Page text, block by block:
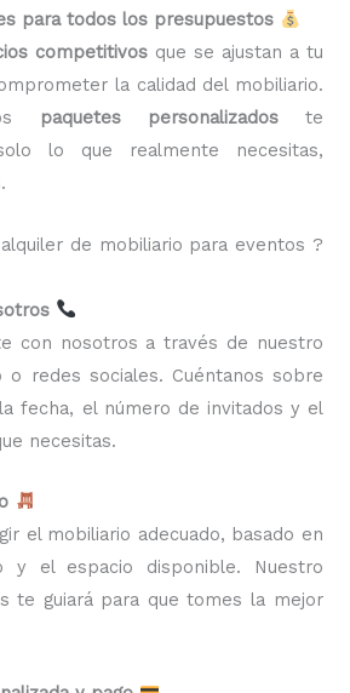
para todos los presupuestos
competitivos que se ajustan a tu
la calidad del mobiliario.
paquetes personalizadoste
lo que realmente necesitas,
de mobiliario para eventos ?
con nosotros a través de nuestro
redes sociales. Cuéntanos sobre
fecha, el número de invitados y el
necesitas.
el mobiliario adecuado, basado en
el espacio disponible. Nuestro
te guiará para que tomes la mejor